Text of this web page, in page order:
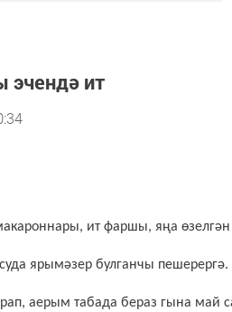
эчендә ит
ит фаршы, яңа
ярымәзер булганчы
аерым табада бераз гына май